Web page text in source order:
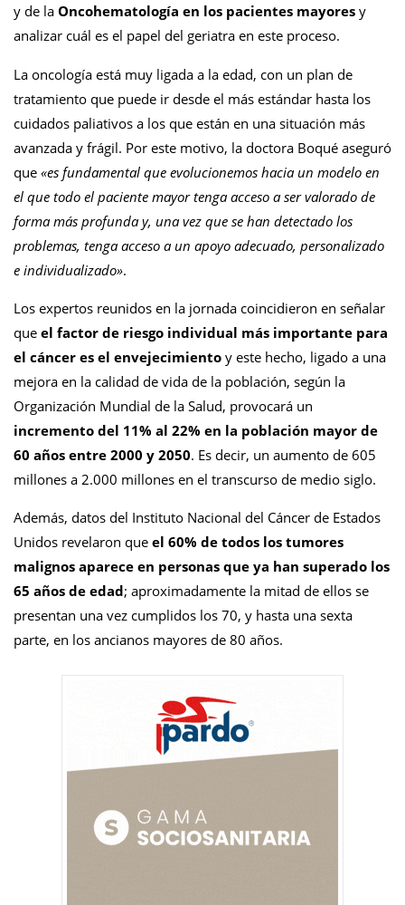
y de la Oncohematología en los pacientes mayores y
analizar cuál es el papel del geriatra en este proceso.
La oncología está muy ligada a la edad, con un plan de
tratamiento que puede ir desde el más estándar hasta los
cuidados paliativos a los que están en una situación más
avanzada y frágil. Por este motivo, la doctora Boqué aseguró
que «es fundamental que evolucionemos hacia un modelo en
el que todo el paciente mayor tenga acceso a ser valorado de
forma más profunda y, una vez que se han detectado los
problemas, tenga acceso a un apoyo adecuado, personalizado
e individualizado».
Los expertos reunidos en la jornada coincidieron en señalar
que el factor de riesgo individual más importante para
el cáncer es el envejecimiento y este hecho, ligado a una
mejora en la calidad de vida de la población, según la
Organización Mundial de la Salud, provocará un
incremento del 11% al 22% en la población mayor de
60 años entre 2000 y 2050. Es decir, un aumento de 605
millones a 2.000 millones en el transcurso de medio siglo.
Además, datos del Instituto Nacional del Cáncer de Estados
Unidos revelaron que el 60% de todos los tumores
malignos aparece en personas que ya han superado los
65 años de edad; aproximadamente la mitad de ellos se
presentan una vez cumplidos los 70, y hasta una sexta
parte, en los ancianos mayores de 80 años.